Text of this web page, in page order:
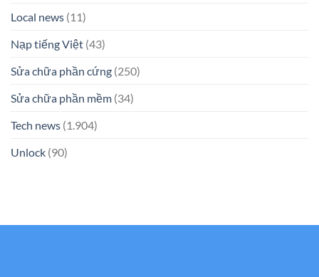
Local news (11)
Nạp tiếng Việt (43)
Sửa chữa phần cứng (250)
Sửa chữa phần mềm (34)
Tech news (1.904)
Unlock (90)